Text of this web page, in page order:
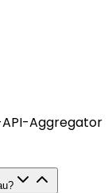
API-Aggregator